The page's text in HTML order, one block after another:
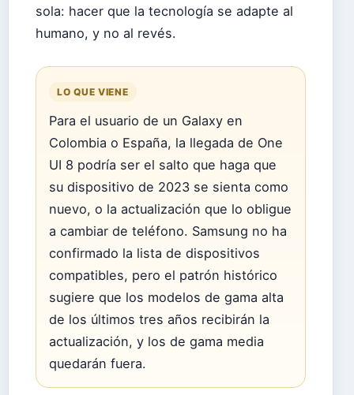
sola: hacer que la tecnología se adapte al
humano, y no al revés.
LO QUE VIENE
Para el usuario de un Galaxy en
Colombia o España, la llegada de One
UI 8 podría ser el salto que haga que
su dispositivo de 2023 se sienta como
nuevo, o la actualización que lo obligue
a cambiar de teléfono. Samsung no ha
confirmado la lista de dispositivos
compatibles, pero el patrón histórico
sugiere que los modelos de gama alta
de los últimos tres años recibirán la
actualización, y los de gama media
quedarán fuera.